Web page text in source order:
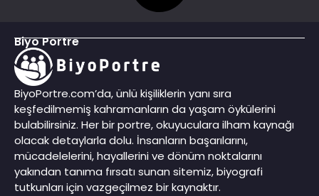
Biyo Portre
BiyoPortre.com’da, ünlü kişiliklerin yanı sıra
keşfedilmemiş kahramanların da yaşam öykülerini
bulabilirsiniz. Her bir portre, okuyuculara ilham kaynağı
olacak detaylarla dolu. İnsanların başarılarını,
mücadelelerini, hayallerini ve dönüm noktalarını
yakından tanıma fırsatı sunan sitemiz, biyografi
tutkunları için vazgeçilmez bir kaynaktır.